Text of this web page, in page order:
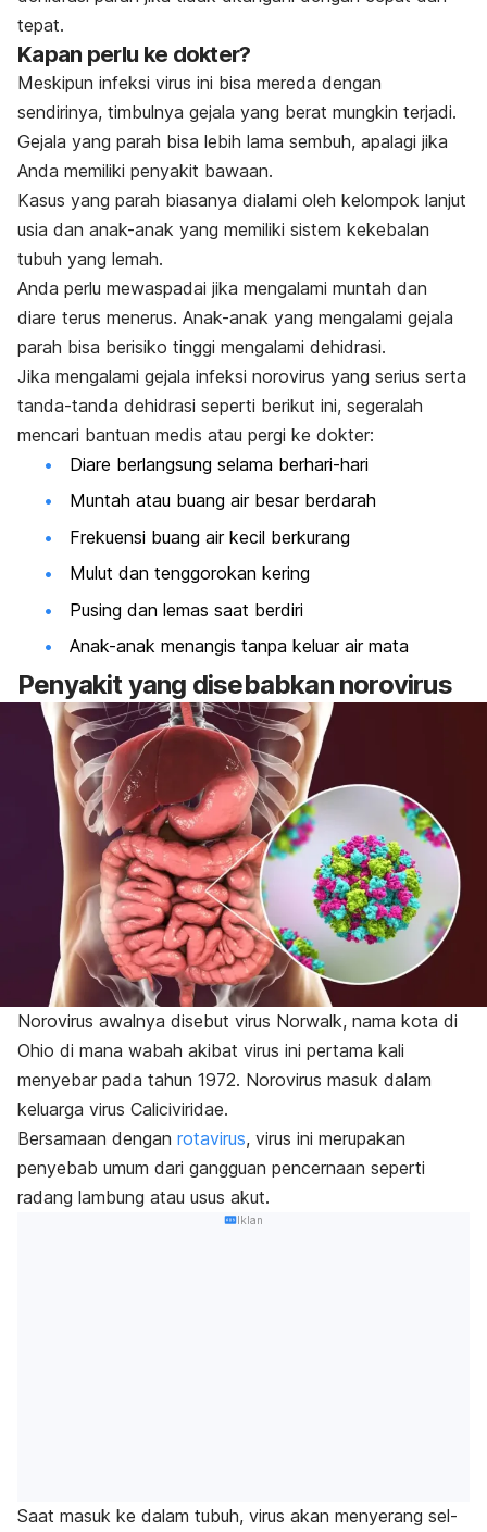
tepat.
Kapan perlu ke dokter?
Meskipun infeksi virus ini bisa mereda dengan
sendirinya, timbulnya gejala yang berat mungkin terjadi.
Gejala yang parah bisa lebih lama sembuh, apalagi jika
Anda memiliki penyakit bawaan.
Kasus yang parah biasanya dialami oleh kelompok lanjut
usia dan anak-anak yang memiliki sistem kekebalan
tubuh yang lemah.
Anda perlu mewaspadai jika mengalami muntah dan
diare terus menerus. Anak-anak yang mengalami gejala
parah bisa berisiko tinggi mengalami dehidrasi.
Jika mengalami gejala infeksi norovirus yang serius serta
tanda-tanda dehidrasi seperti berikut ini, segeralah
mencari bantuan medis atau pergi ke dokter:
Diare berlangsung selama berhari-hari
Muntah atau buang air besar berdarah
Frekuensi buang air kecil berkurang
Mulut dan tenggorokan kering
Pusing dan lemas saat berdiri
Anak-anak menangis tanpa keluar air mata
Penyakit yang disebabkan norovirus
Norovirus awalnya disebut virus Norwalk, nama kota di
Ohio di mana wabah akibat virus ini pertama kali
menyebar pada tahun 1972. Norovirus masuk dalam
keluarga virus Caliciviridae.
Bersamaan dengan rotavirus, virus ini merupakan
penyebab umum dari gangguan pencernaan seperti
radang lambung atau usus akut.
Iklan
Saat masuk ke dalam tubuh, virus akan menyerang sel-